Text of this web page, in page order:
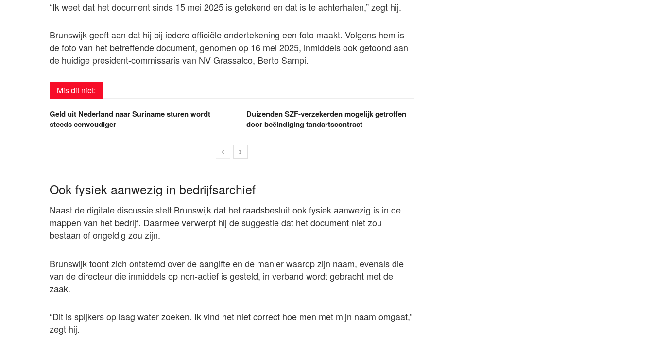
“Ik weet dat het document sinds 15 mei 2025 is getekend en dat is te achterhalen,” zegt hij.
Brunswijk geeft aan dat hij bij iedere officiële ondertekening een foto maakt. Volgens hem is
de foto van het betreffende document, genomen op 16 mei 2025, inmiddels ook getoond aan
de huidige president-commissaris van NV Grassalco, Berto Sampi.
Mis dit niet:
Geld uit Nederland naar Suriname sturen wordt
steeds eenvoudiger
Duizenden SZF-verzekerden mogelijk getroffen
door beëindiging tandartscontract
Ook fysiek aanwezig in bedrijfsarchief
Naast de digitale discussie stelt Brunswijk dat het raadsbesluit ook fysiek aanwezig is in de
mappen van het bedrijf. Daarmee verwerpt hij de suggestie dat het document niet zou
bestaan of ongeldig zou zijn.
Brunswijk toont zich ontstemd over de aangifte en de manier waarop zijn naam, evenals die
van de directeur die inmiddels op non-actief is gesteld, in verband wordt gebracht met de
zaak.
“Dit is spijkers op laag water zoeken. Ik vind het niet correct hoe men met mijn naam omgaat,”
zegt hij.